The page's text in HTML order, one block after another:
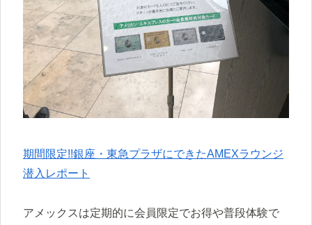
期間限定!!銀座・東急プラザにできたAMEXラウンジ
潜入レポート
アメックスは定期的に会員限定でお得や普段体験で